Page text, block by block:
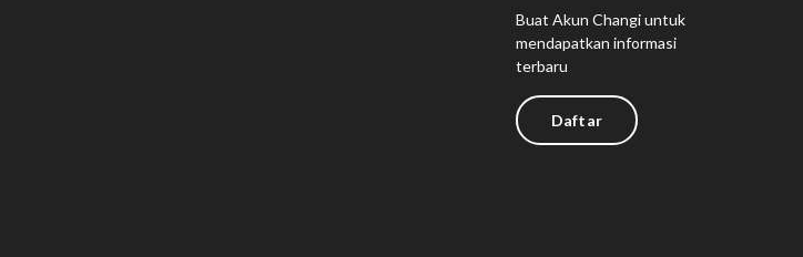
Buat Akun Changi untuk
mendapatkan informasi
terbaru
Daftar